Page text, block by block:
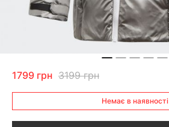
1799 грн 3199 грн
Немає в наявності